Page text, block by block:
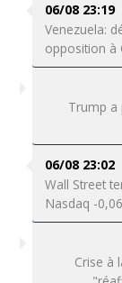
06/08 23:19
Venezuela:
opposition à
Trump a
06/08 23:02
Wall Street
Nasdaq -
Crise à